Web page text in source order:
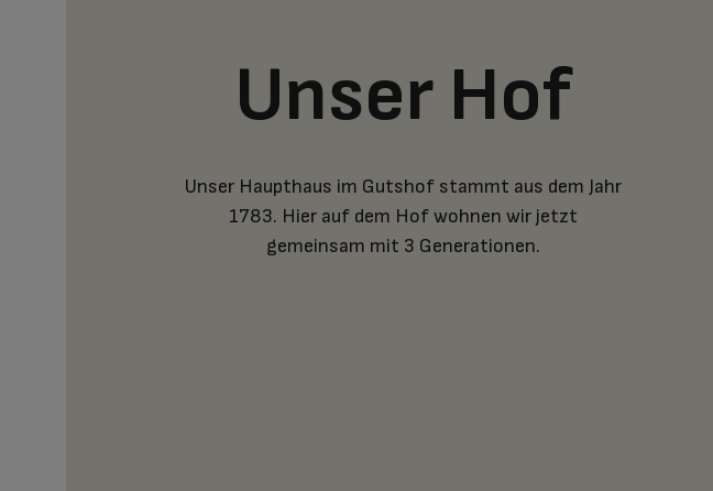
Unser Hof
Unser Haupthaus im Gutshof stammt aus dem Jahr
1783. Hier auf dem Hof wohnen wir jetzt
gemeinsam mit 3 Generationen.